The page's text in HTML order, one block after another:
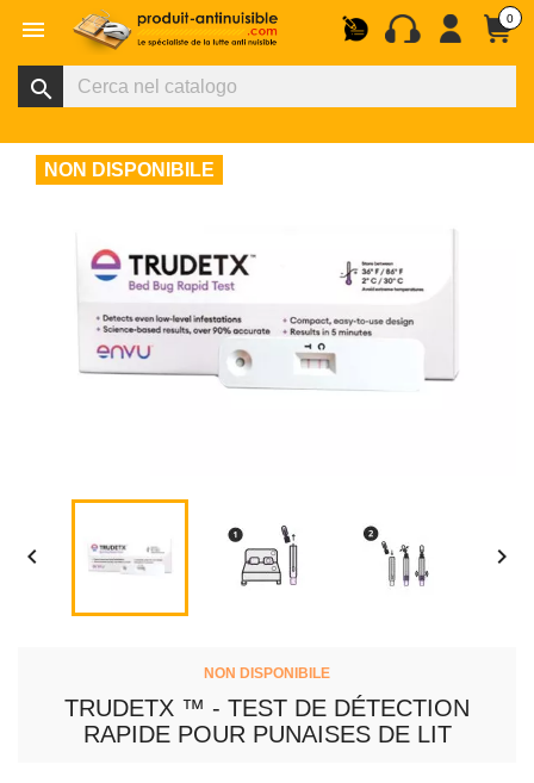
 0
search
NON DISPONIBILE
 
NON DISPONIBILE
TRUDETX ™ - TEST DE DÉTECTION
RAPIDE POUR PUNAISES DE LIT